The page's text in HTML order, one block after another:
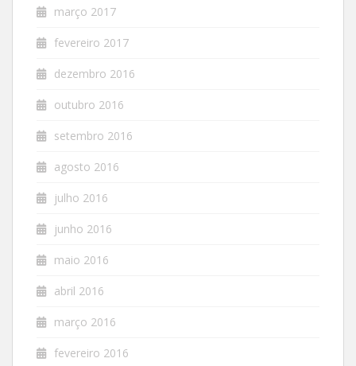
março 2017
fevereiro 2017
dezembro 2016
outubro 2016
setembro 2016
agosto 2016
julho 2016
junho 2016
maio 2016
abril 2016
março 2016
fevereiro 2016